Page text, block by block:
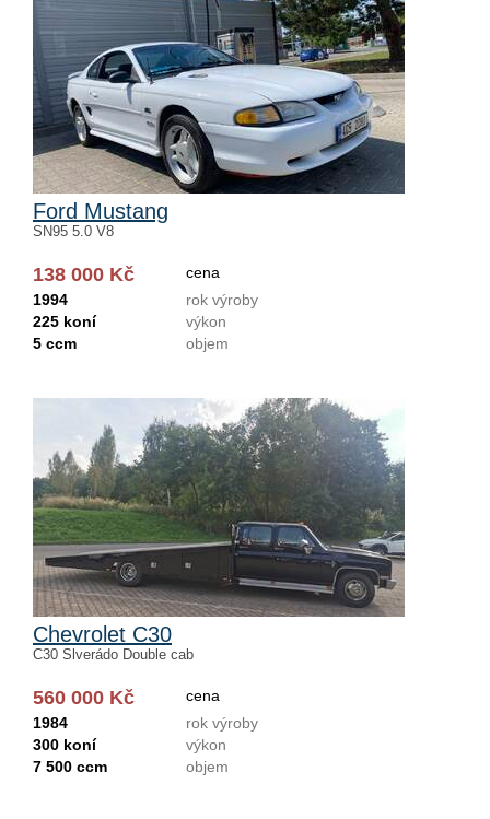
Ford Mustang
SN95 5.0 V8
138 000 Kč
cena
1994
rok výroby
225 koní
výkon
5 ccm
objem
Chevrolet C30
C30 Slverádo Double cab
560 000 Kč
cena
1984
rok výroby
300 koní
výkon
7 500 ccm
objem